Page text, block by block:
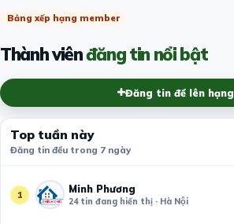
Bảng xếp hạng member
Thành viênđăng tin nổi bật
Đăng tin để lên hạng
Top tuần này
Đăng tin đều trong 7 ngày
1 Minh Phương
24 tin đang hiển thị · Hà Nội